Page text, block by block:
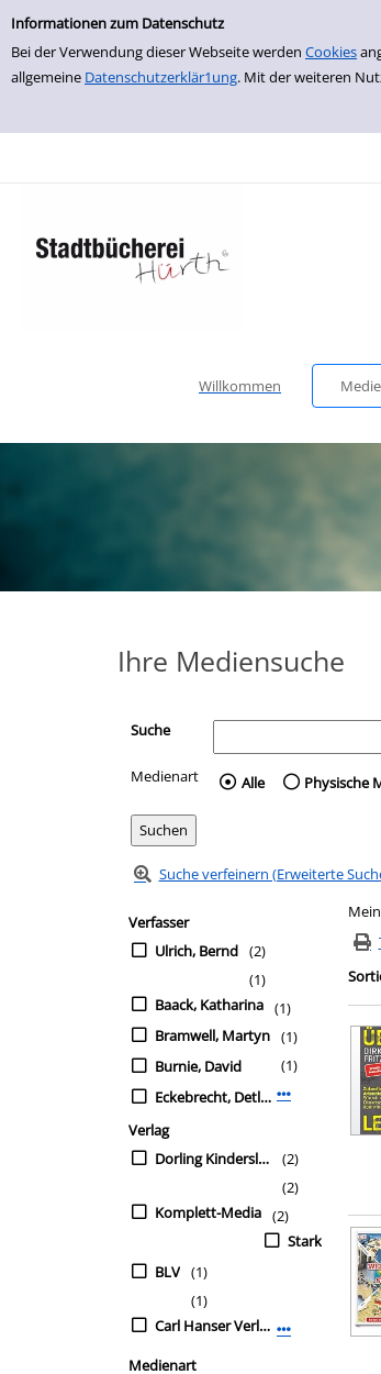
Einfache Suche
Informationen zum Datenschutz
Bei der Verwendung dieser Webseite werden Cookies
allgemeine Datenschutzerklär1ung. Mit der weiteren
zur Navigation springen
zum Inhalt springen
Zu den Suchfiltern springen
Zur Trefferliste springen
Willkommen
Ihre Mediensuche
Suche
Medienart Wählen Sie
Alle Physische
Suche verfeinern (Erweiterte
Suchfilter
Zur Trefferliste springen
Verfasser
Ulrich, Bernd (2)
Baack, Katharina
(1)
Bramwell, Martyn
(1)
Burnie, David
(1)
Eckebrecht, Detlef
(1)
Mehr
Verlag
Dorling Kindersley
(2)
Komplett-Media
(2)
Stark
(2)
BLV (1)
Carl Hanser Verlag
(1)
Mehr
Medienart
Zu